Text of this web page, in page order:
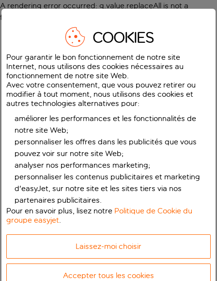
A rendering error occurred: g.value.replaceAll is not a
function
COOKIES
Pour garantir le bon fonctionnement de notre site
Internet, nous utilisons des cookies nécessaires au
fonctionnement de notre site Web.
Avec votre consentement, que vous pouvez retirer ou
modifier à tout moment, nous utilisons des cookies et
autres technologies alternatives pour:
améliorer les performances et les fonctionnalités de
notre site Web;
personnaliser les offres dans les publicités que vous
pouvez voir sur notre site Web;
analyser nos performances marketing;
personnaliser les contenus publicitaires et marketing
d'easyJet, sur notre site et les sites tiers via nos
partenaires publicitaires.
Pour en savoir plus, lisez notre Politique de Cookie du
groupe easyjet.
Laissez-moi choisir
Accepter tous les cookies